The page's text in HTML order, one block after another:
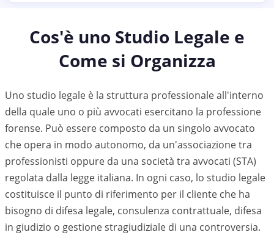
Cos'è uno Studio Legale e
Come si Organizza
Uno studio legale è la struttura professionale all'interno
della quale uno o più avvocati esercitano la professione
forense. Può essere composto da un singolo avvocato
che opera in modo autonomo, da un'associazione tra
professionisti oppure da una società tra avvocati (STA)
regolata dalla legge italiana. In ogni caso, lo studio legale
costituisce il punto di riferimento per il cliente che ha
bisogno di difesa legale, consulenza contrattuale, difesa
in giudizio o gestione stragiudiziale di una controversia.